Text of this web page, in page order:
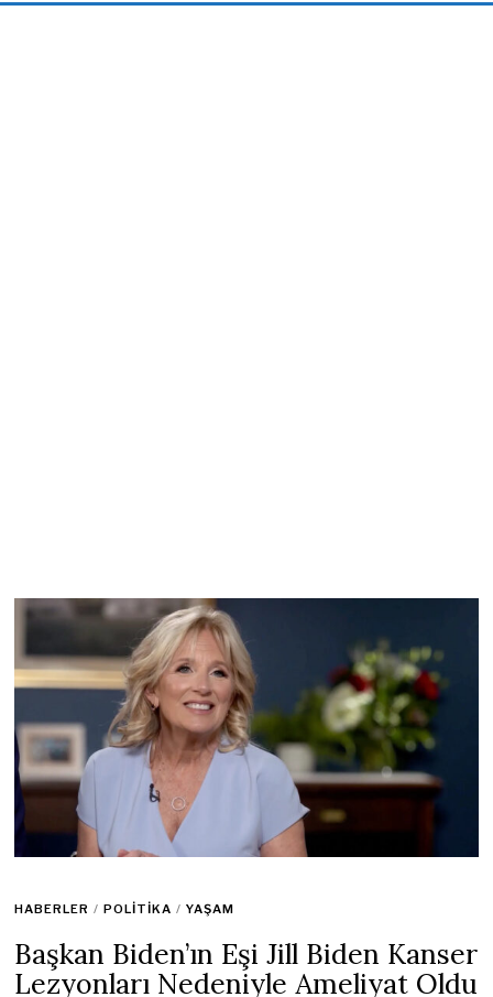
HABERLER / POLITIKA / YAŞAM
Başkan Biden’ın Eşi Jill Biden Kanser
Lezyonları Nedeniyle Ameliyat Oldu